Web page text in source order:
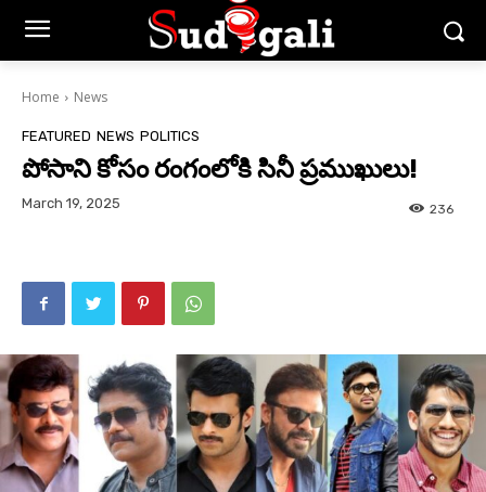
Home News
FEATURED NEWS POLITICS
పోసాని కోసం రంగంలోకి సినీ ప్రముఖులు!
March 19, 2025 236